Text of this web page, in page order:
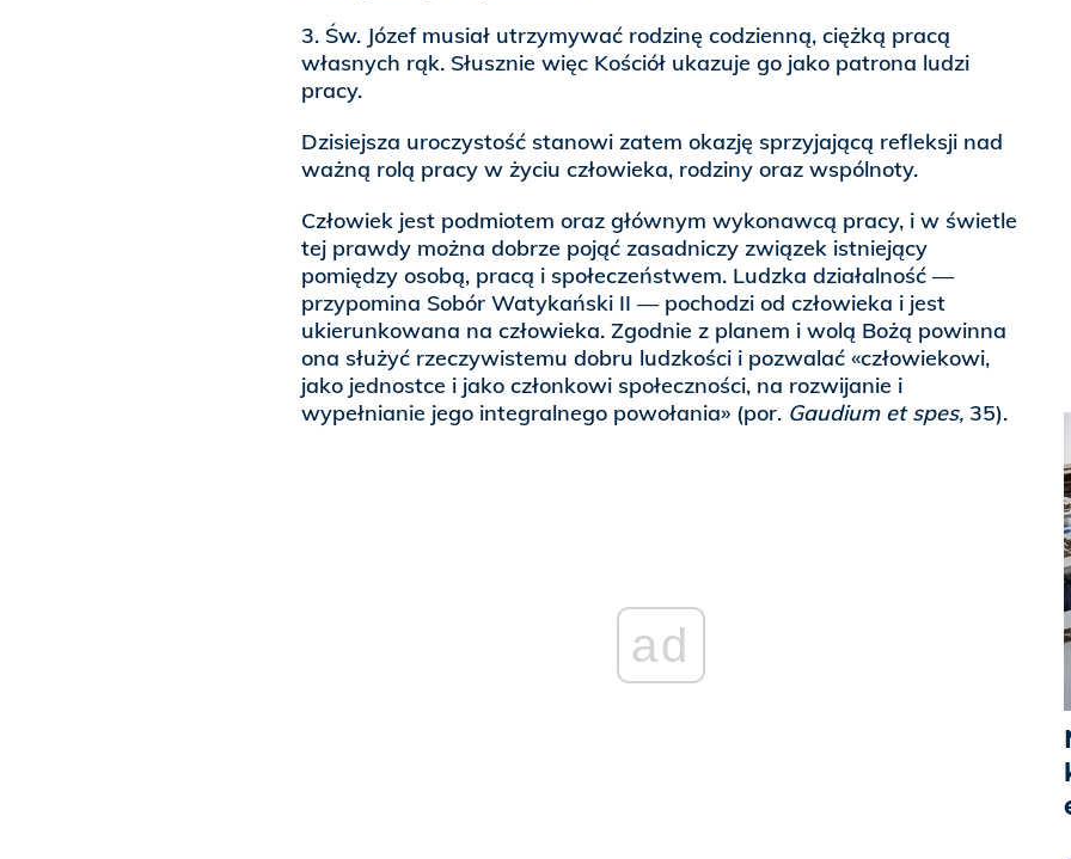
3. Św. Józef musiał utrzymywać rodzinę codzienną, ciężką pracą
własnych rąk. Słusznie więc Kościół ukazuje go jako patrona ludzi
pracy.
Dzisiejsza uroczystość stanowi zatem okazję sprzyjającą refleksji nad
ważną rolą pracy w życiu człowieka, rodziny oraz wspólnoty.
Człowiek jest podmiotem oraz głównym wykonawcą pracy, i w świetle
tej prawdy można dobrze pojąć zasadniczy związek istniejący
pomiędzy osobą, pracą i społeczeństwem. Ludzka działalność —
przypomina Sobór Watykański II — pochodzi od człowieka i jest
ukierunkowana na człowieka. Zgodnie z planem i wolą Bożą powinna
ona służyć rzeczywistemu dobru ludzkości i pozwalać «człowiekowi,
jako jednostce i jako członkowi społeczności, na rozwijanie i
wypełnianie jego integralnego powołania» (por. Gaudium et spes, 35).
ad